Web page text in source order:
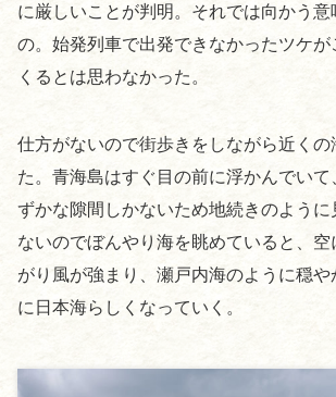
に厳しいことが判明。それでは向かう意
の。始発列車で出発できなかったツケが
くるとは思わなかった。
仕方がないので街歩きをしながら近くの
た。青海島はすぐ目の前に浮かんでい
ずかな隙間しかないため地続きのように
ないのでぼんやり海を眺めていると、
がり風が強まり、瀬戸内海のように穏や
に日本海らしくなっていく。